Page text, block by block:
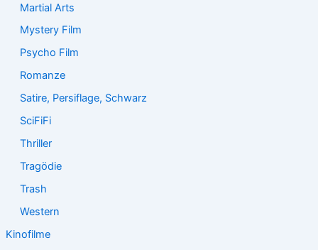
Martial Arts
Mystery Film
Psycho Film
Romanze
Satire, Persiflage, Schwarz
SciFiFi
Thriller
Tragödie
Trash
Western
Kinofilme